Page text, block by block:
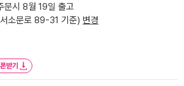
문시 8월 19일 출고
소문로 89-31 기준) 변경
받기